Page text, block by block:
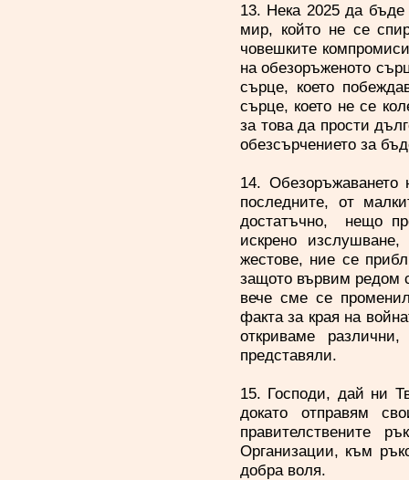
13. Нека 2025 да бъде
мир, който не се
човешките
на обезоръженото
сърце, което
сърце, което не се
за това да прости
обезсърчението за
14. Обезоръжаването
последните, от
достатъчно, нещо
искрено
жестове, ние се
защото вървим редом
вече сме се
факта за края на
откриваме
представяли.
15. Господи, дай ни
докато отправям
правителствените
Организации, към
добра воля.